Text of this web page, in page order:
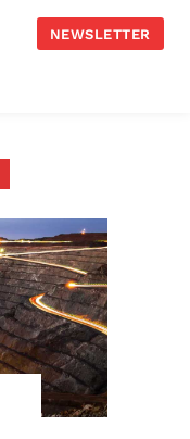
NEWSLETTER